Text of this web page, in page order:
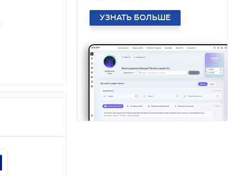
УЗНАТЬ БОЛЬШЕ